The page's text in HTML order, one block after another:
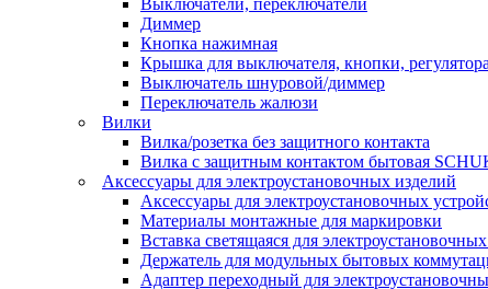
Выключатели, переключатели
Диммер
Кнопка нажимная
Крышка для выключателя, кнопки,
Выключатель шнуровой/диммер
Переключатель жалюзи
Вилки
Вилка/розетка без защитного контакта
Вилка с защитным контактом бытовая
Аксессуары для электроустановочных изделий
Аксессуары для электроустановочных
Материалы монтажные для маркировки
Вставка светящаяся для
Держатель для модульных бытовых
Адаптер переходный для